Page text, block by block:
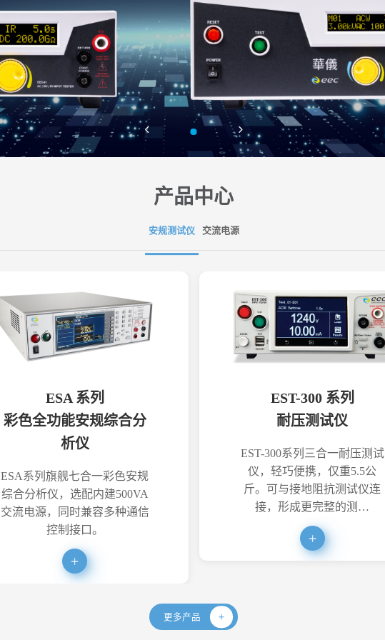
产品中心
安规测试仪 交流电源
ESA 系列
彩色全功能安规综合分
析仪
ESA系列旗舰七合一彩色安规
综合分析仪，选配内建500VA
交流电源，同时兼容多种通信
控制接口。
EST-300 系列
耐压测试仪
EST-300系列三合一耐压测试
仪，轻巧便携，仅重5.5公
斤。可与接地阻抗测试仪连
接，形成更完整的测…
更多产品